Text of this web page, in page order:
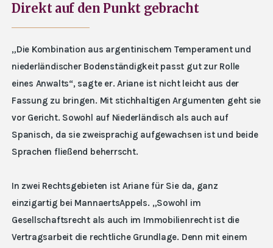
Direkt auf den Punkt gebracht
„Die Kombination aus argentinischem Temperament und
niederländischer Bodenständigkeit passt gut zur Rolle
eines Anwalts“, sagte er. Ariane ist nicht leicht aus der
Fassung zu bringen. Mit stichhaltigen Argumenten geht sie
vor Gericht. Sowohl auf Niederländisch als auch auf
Spanisch, da sie zweisprachig aufgewachsen ist und beide
Sprachen fließend beherrscht.
In zwei Rechtsgebieten ist Ariane für Sie da, ganz
einzigartig bei MannaertsAppels. „Sowohl im
Gesellschaftsrecht als auch im Immobilienrecht ist die
Vertragsarbeit die rechtliche Grundlage. Denn mit einem